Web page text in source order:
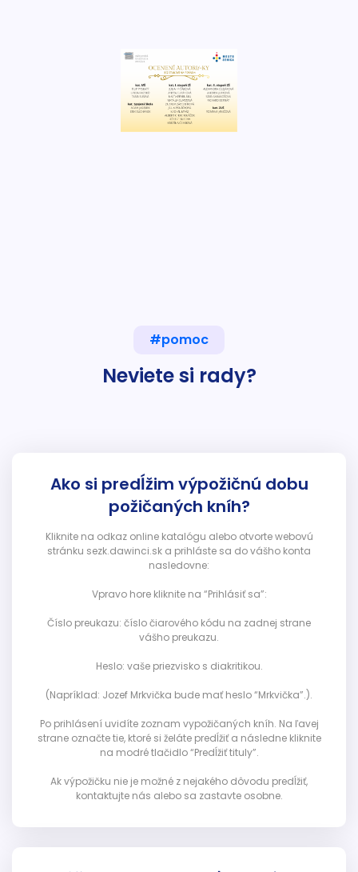
#pomoc
Neviete si rady?
Ako si predĺžim výpožičnú dobu
požičaných kníh?
Kliknite na odkaz online katalógu alebo otvorte webovú
stránku sezk.dawinci.sk a prihláste sa do vášho konta
nasledovne:
Vpravo hore kliknite na “Prihlásiť sa”:
Číslo preukazu: číslo čiarového kódu na zadnej strane
vášho preukazu.
Heslo: vaše priezvisko s diakritikou.
(Napríklad: Jozef Mrkvička bude mať heslo “Mrkvička”.).
Po prihlásení uvidíte zoznam vypožičaných kníh. Na ľavej
strane označte tie, ktoré si želáte predĺžiť a následne kliknite
na modré tlačidlo “Predĺžiť tituly”.
Ak výpožičku nie je možné z nejakého dôvodu predĺžiť,
kontaktujte nás alebo sa zastavte osobne.